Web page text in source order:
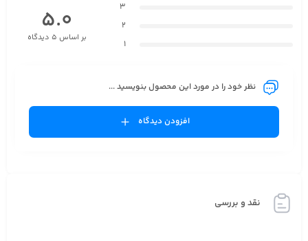
3
2
1
5.0
بر اساس 5 دیدگاه
نظر خود را در مورد این محصول بنویسید ...
افزودن دیدگاه
نقد و بررسی